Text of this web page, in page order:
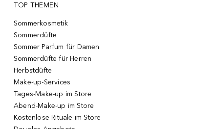
TOP THEMEN
Sommerkosmetik
Sommerdüfte
Sommer Parfum für Damen
Sommerdüfte für Herren
Herbstdüfte
Make-up-Services
Tages-Make-up im Store
Abend-Make-up im Store
Kostenlose Rituale im Store